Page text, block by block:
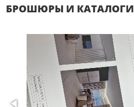
БРОШЮРЫ И КАТАЛОГИ